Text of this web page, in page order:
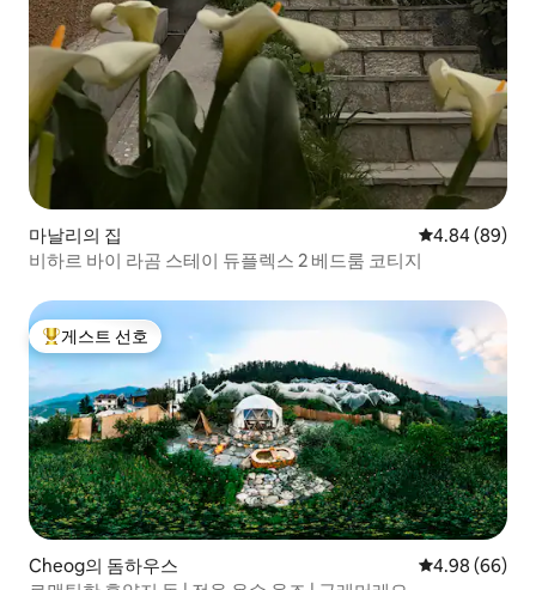
마날리의 집 평점 4.84점(5
4.84 (89)
비하르 바이 라곰 스테이 듀플렉스 2 베드룸 코티지
상위 게스트 선호
게스트 선호
Cheog의 돔하우스 평점 4.98점(5
4.98 (66)